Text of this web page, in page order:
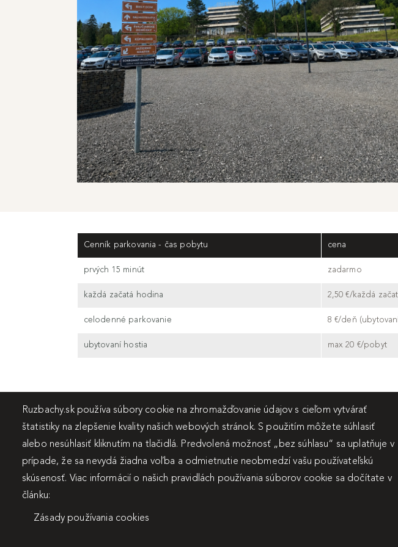
Cenník parkovania - čas pobytu cena
prvých 15 minút zadarmo
každá začatá hodina 2,50 €/každá
celodenné parkovanie 8 €/deň
ubytovaní hostia max 20 €/pobyt
Ruzbachy.sk používa súbory cookie na zhromažďovanie údajov s cieľom vytvárať
štatistiky na zlepšenie kvality našich webových stránok. S použitím môžete súhlasiť
alebo nesúhlasiť kliknutím na tlačidlá. Predvolená možnosť „bez súhlasu“ sa uplatňuje v
prípade, že sa nevydá žiadna voľba a odmietnutie neobmedzí vašu používateľskú
skúsenosť. Viac informácií o našich pravidlách používania súborov cookie sa dočítate v
článku:
Zásady používania cookies